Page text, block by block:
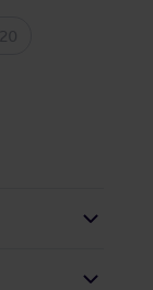
20